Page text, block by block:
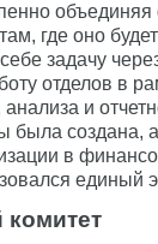
где оно
задачу
отделов в
и
была создана,
в
единый